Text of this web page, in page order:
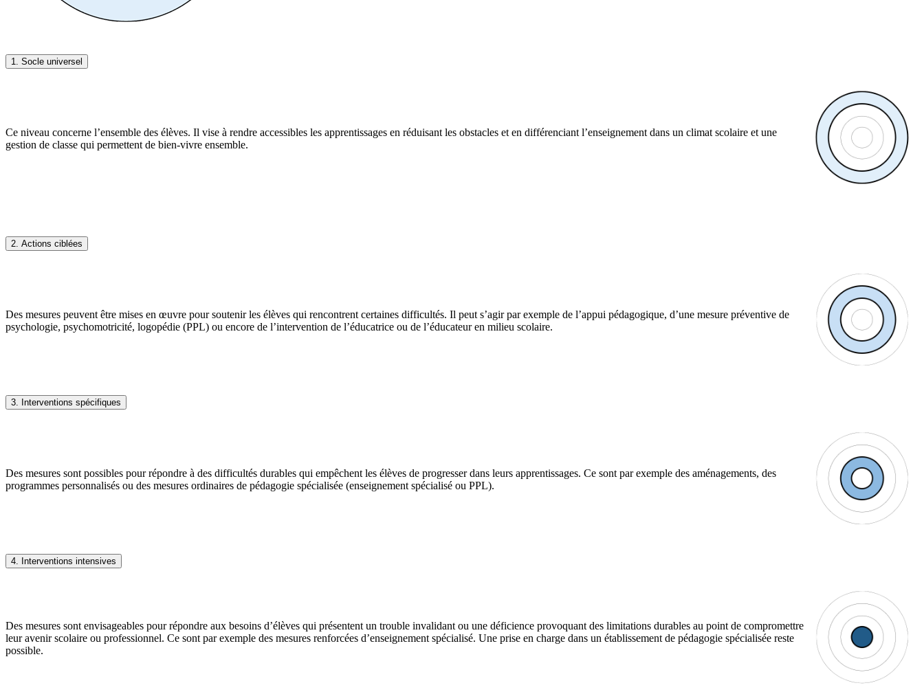
1. Socle universel
Ce niveau concerne l’ensemble des élèves. Il vise à rendre accessibles les apprentissages en réduisant les obstacles et en différenciant l’enseignement dans un climat scolaire et une
gestion de classe qui permettent de bien-vivre ensemble.
2. Actions ciblées
Des mesures peuvent être mises en œuvre pour soutenir les élèves qui rencontrent certaines difficultés. Il peut s’agir par exemple de l’appui pédagogique, d’une mesure préventive de
psychologie, psychomotricité, logopédie (PPL) ou encore de l’intervention de l’éducatrice ou de l’éducateur en milieu scolaire.
3. Interventions spécifiques
Des mesures sont possibles pour répondre à des difficultés durables qui empêchent les élèves de progresser dans leurs apprentissages. Ce sont par exemple des aménagements, des
programmes personnalisés ou des mesures ordinaires de pédagogie spécialisée (enseignement spécialisé ou PPL).
4. Interventions intensives
Des mesures sont envisageables pour répondre aux besoins d’élèves qui présentent un trouble invalidant ou une déficience provoquant des limitations durables au point de compromettre
leur avenir scolaire ou professionnel. Ce sont par exemple des mesures renforcées d’enseignement spécialisé. Une prise en charge dans un établissement de pédagogie spécialisée reste
possible.